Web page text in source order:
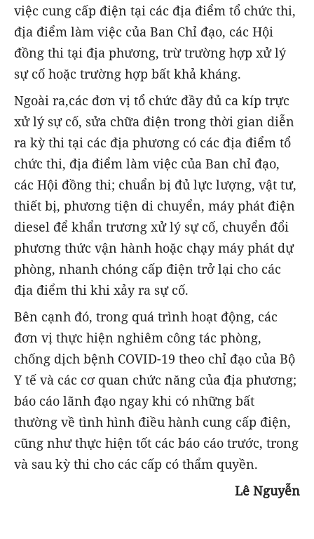
việc cung cấp điện tại các địa điểm tổ chức thi,
địa điểm làm việc của Ban Chỉ đạo, các Hội
đồng thi tại địa phương, trừ trường hợp xử lý
sự cố hoặc trường hợp bất khả kháng.
Ngoài ra,các đơn vị tổ chức đầy đủ ca kíp trực
xử lý sự cố, sửa chữa điện trong thời gian diễn
ra kỳ thi tại các địa phương có các địa điểm tổ
chức thi, địa điểm làm việc của Ban chỉ đạo,
các Hội đồng thi; chuẩn bị đủ lực lượng, vật tư,
thiết bị, phương tiện di chuyển, máy phát điện
diesel để khẩn trương xử lý sự cố, chuyển đổi
phương thức vận hành hoặc chạy máy phát dự
phòng, nhanh chóng cấp điện trở lại cho các
địa điểm thi khi xảy ra sự cố.
Bên cạnh đó, trong quá trình hoạt động, các
đơn vị thực hiện nghiêm công tác phòng,
chống dịch bệnh COVID-19 theo chỉ đạo của Bộ
Y tế và các cơ quan chức năng của địa phương;
báo cáo lãnh đạo ngay khi có những bất
thường về tình hình điều hành cung cấp điện,
cũng như thực hiện tốt các báo cáo trước, trong
và sau kỳ thi cho các cấp có thẩm quyền.
Lê Nguyễn